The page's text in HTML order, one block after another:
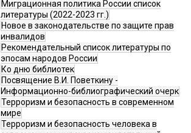
Миграционная политика России список
литературы (2022-2023 гг.)
Новое в законодательстве по защите прав
инвалидов
Рекомендательный список литературы по
эпосам народов России
Ко дню библиотек
Посвящение В.И. Поветкину -
Информационно-библиографический очерк
Терроризм и безопасность в современном
мире
Терроризм и безопасность человека в